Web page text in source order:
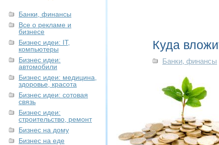
Банки, финансы
Все о рекламе и
бизнесе
Бизнес идеи: IT,
компьютеры
Бизнес идеи:
автомобили
Бизнес идеи: медицина,
здоровье, красота
Бизнес идеи: сотовая
связь
Бизнес идеи:
строительство, ремонт
Бизнес на дому
Бизнес на еде
Куда
Банки, финансы